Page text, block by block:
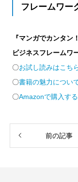
フレームワー
『マンガでカンタン！
ビジネスフレームワ
〇お試し読みはこち
〇書籍の魅力につい
〇Amazonで購入する
前の記事